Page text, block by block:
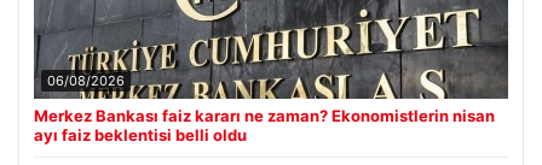
06/08/2026
Merkez Bankası faiz kararı ne zaman? Ekonomistlerin nisan
ayı faiz beklentisi belli oldu